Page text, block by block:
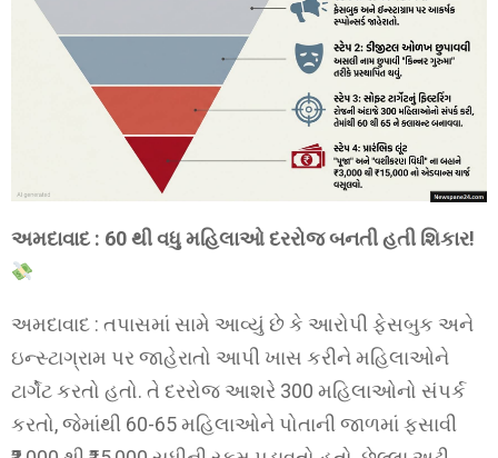
અમદાવાદ : 60 થી વધુ મહિલાઓ દરરોજ બનતી હતી શિકાર!
અમદાવાદ : તપાસમાં સામે આવ્યું છે કે આરોપી ફેસબુક અને
ઇન્સ્ટાગ્રામ પર જાહેરાતો આપી ખાસ કરીને મહિલાઓને
ટાર્ગેટ કરતો હતો. તે દરરોજ આશરે 300 મહિલાઓનો સંપર્ક
કરતો, જેમાંથી 60-65 મહિલાઓને પોતાની જાળમાં ફસાવી